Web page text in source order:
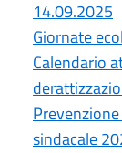
14.09.2025
Giornate
Calendario
sindacale